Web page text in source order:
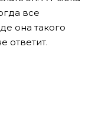
все
она такого
ответит.